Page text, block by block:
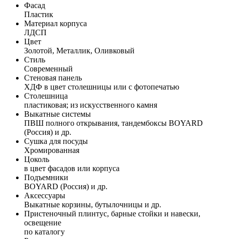
Фасад
Пластик
Материал корпуса
ЛДСП
Цвет
Золотой, Металлик, Оливковый
Стиль
Современный
Стеновая панель
ХДФ в цвет столешницы или с фотопечатью
Столешница
пластиковая; из искусственного камня
Выкатные системы
ПВШ полного открывания, тандембоксы BOYARD
(Россия) и др.
Сушка для посуды
Хромированная
Цоколь
в цвет фасадов или корпуса
Подъемники
BOYARD (Россия) и др.
Аксессуары
Выкатные корзины, бутылочницы и др.
Пристеночный плинтус, барные стойки и навески,
освещение
по каталогу